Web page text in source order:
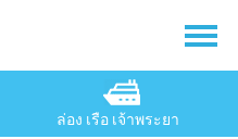
ล่อง เรือ เจ้าพระยา